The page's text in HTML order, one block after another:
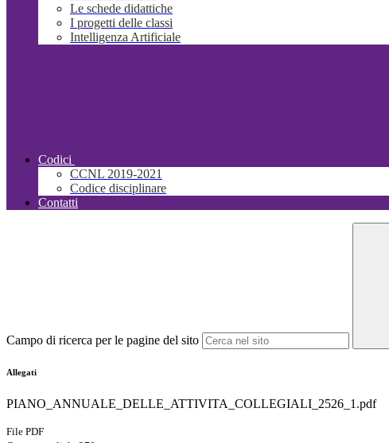
Le schede didattiche
I progetti delle classi
Intelligenza Artificiale
Codici
CCNL 2019-2021
Codice disciplinare
Contatti
Campo di ricerca per le pagine del sito
Allegati
PIANO_ANNUALE_DELLE_ATTIVITA_COLLEGIALI_2526_1.pdf
File PDF